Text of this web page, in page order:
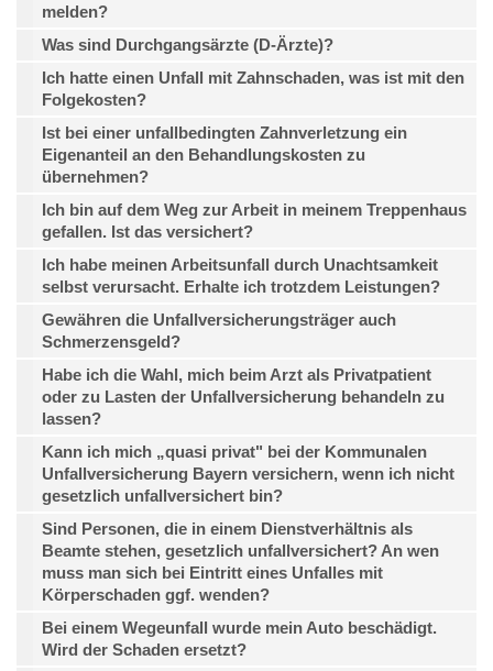
melden?
Was sind Durchgangsärzte (D-Ärzte)?
Ich hatte einen Unfall mit Zahnschaden, was ist mit den
Folgekosten?
Ist bei einer unfallbedingten Zahnverletzung ein
Eigenanteil an den Behandlungskosten zu
übernehmen?
Ich bin auf dem Weg zur Arbeit in meinem Treppenhaus
gefallen. Ist das versichert?
Ich habe meinen Arbeitsunfall durch Unachtsamkeit
selbst verursacht. Erhalte ich trotzdem Leistungen?
Gewähren die Unfallversicherungsträger auch
Schmerzensgeld?
Habe ich die Wahl, mich beim Arzt als Privatpatient
oder zu Lasten der Unfallversicherung behandeln zu
lassen?
Kann ich mich „quasi privat" bei der Kommunalen
Unfallversicherung Bayern versichern, wenn ich nicht
gesetzlich unfallversichert bin?
Sind Personen, die in einem Dienstverhältnis als
Beamte stehen, gesetzlich unfallversichert? An wen
muss man sich bei Eintritt eines Unfalles mit
Körperschaden ggf. wenden?
Bei einem Wegeunfall wurde mein Auto beschädigt.
Wird der Schaden ersetzt?